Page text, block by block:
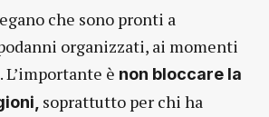
che sono pronti a
organizzati, ai momenti
L’importante è non bloccare la
soprattutto per chi ha